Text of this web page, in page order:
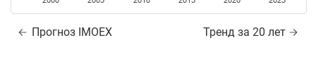
Прогноз IMOEX Тренд за 20 лет